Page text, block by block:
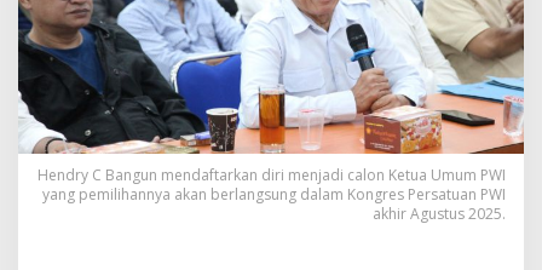
a
H
e
n
d
r
y
Hendry C Bangun mendaftarkan diri menjadi calon Ketua Umum PWI
yang pemilihannya akan berlangsung dalam Kongres Persatuan PWI
akhir Agustus 2025.